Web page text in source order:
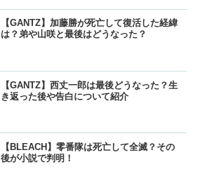
【GANTZ】加藤勝が死亡して復活した経緯
は？弟や山咲と最後はどうなった？
【GANTZ】西丈一郎は最後どうなった？生
き返った後や告白について紹介
【BLEACH】零番隊は死亡して全滅？その
後が小説で判明！
【GANTZ】西丈一郎は最後
き返った後や告白について
【GANTZ】加藤勝が死亡し
は？弟や山咲と最後はどう
【BLEACH】零番隊は死亡
【GANTZ】西丈一郎は最後
き返った後や告白について
【GANTZ】加藤勝が死亡し
は？弟や山咲と最後はどう
【BLEACH】零番隊は死亡
【呪術廻戦】七海健人は渋
た？死因や最後、虎杖に遺
【名探偵コナン】コナンの
る人物一覧！いつ知ったの
【BORUTO】九喇嘛（クラ